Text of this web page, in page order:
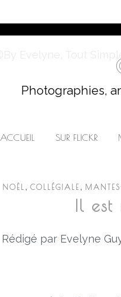
Photographies,
ACCUEIL SUR FLICKR
NOËL , COLLÉGIALE ,
Il est
Rédigé par Evelyne